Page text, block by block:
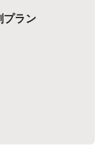
プラン